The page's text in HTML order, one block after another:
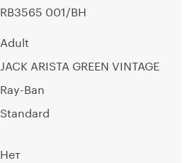
RB3565 001/BH
Adult
JACK ARISTA GREEN VINTAGE
Ray-Ban
Standard
Нет